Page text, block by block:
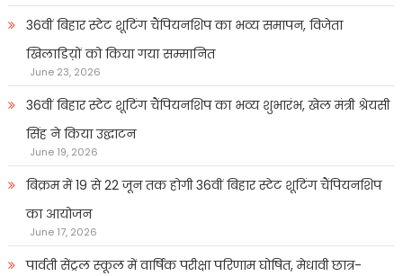
36वीं बिहार स्टेट शूटिंग चैंपियनशिप का भव्य समापन, विजेता
खिलाडिय़ों को किया गया सम्मानित
June 23, 2026
36वीं बिहार स्टेट शूटिंग चैंपियनशिप का भव्य शुभारंभ, खेल मंत्री श्रेयसी
सिंह ने किया उद्घाटन
June 19, 2026
बिक्रम में 19 से 22 जून तक होगी 36वीं बिहार स्टेट शूटिंग चैंपियनशिप
का आयोजन
June 17, 2026
पार्वती सेंट्रल स्कूल में वार्षिक परीक्षा परिणाम घोषित, मेधावी छात्र-